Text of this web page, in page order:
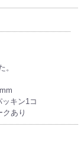
。
キン1コ
あり